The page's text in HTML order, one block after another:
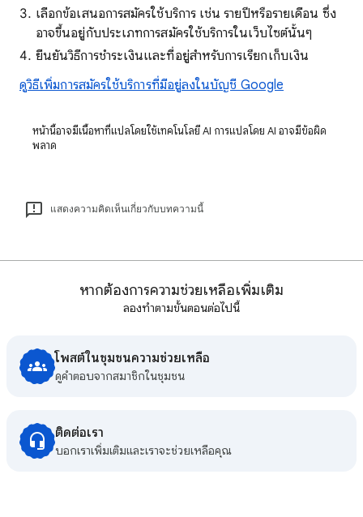
เลือกข้อเสนอการสมัครใช้บริการ เช่น รายปีหรือรายเดือน ซึ่ง
อาจขึ้นอยู่กับประเภทการสมัครใช้บริการในเว็บไซต์นั้นๆ
ยืนยันวิธีการชำระเงินและที่อยู่สำหรับการเรียกเก็บเงิน
ดูวิธีเพิ่มการสมัครใช้บริการที่มีอยู่ลงในบัญชี Google
หน้านี้อาจมีเนื้อหาที่แปลโดยใช้เทคโนโลยี AI การแปลโดย AI อาจมีข้อผิด
พลาด
แสดงความคิดเห็นเกี่ยวกับบทความนี้
หากต้องการความช่วยเหลือเพิ่มเติม
ลองทำตามขั้นตอนต่อไปนี้
โพสต์ในชุมชนความช่วยเหลือ
ดูคําตอบจากสมาชิกในชุมชน
ติดต่อเรา
บอกเราเพิ่มเติมและเราจะช่วยเหลือคุณ